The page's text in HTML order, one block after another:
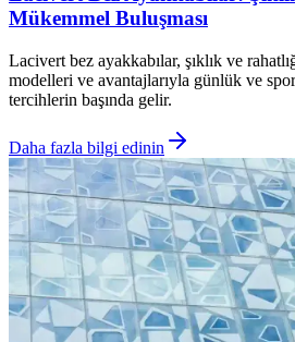
Mükemmel Buluşması
Lacivert bez ayakkabılar, şıklık ve
modelleri ve avantajlarıyla günlük ve
tercihlerin başında gelir.
Daha fazla bilgi edinin